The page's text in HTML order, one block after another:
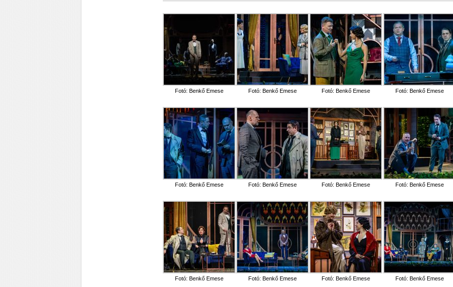
Fotó: Benkő Emese Fotó: Benkő Emese Fotó: Benkő Emese Fotó: Benkő Emese
Fotó: Benkő Emese Fotó: Benkő Emese Fotó: Benkő Emese Fotó: Benkő Emese
Fotó: Benkő Emese Fotó: Benkő Emese Fotó: Benkő Emese Fotó: Benkő Emese